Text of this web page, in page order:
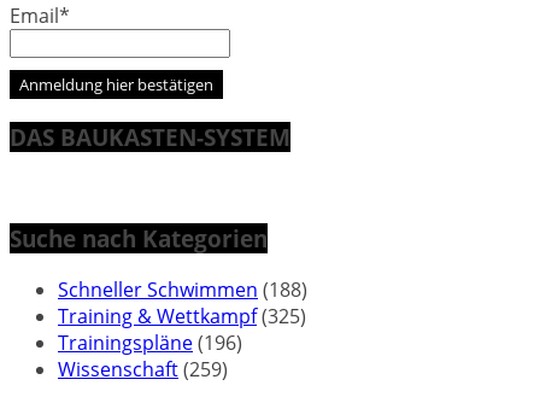
Email*
DAS BAUKASTEN-SYSTEM
Suche nach Kategorien
Schneller Schwimmen (188)
Training & Wettkampf(325)
Trainingspläne(196)
Wissenschaft(259)